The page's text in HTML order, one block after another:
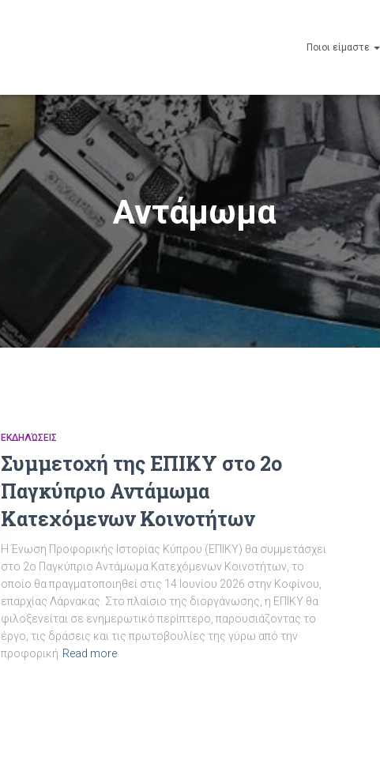
Ποιοι είμαστε
Αντάμωμα
ΕΚΔΗΛΏΣΕΙΣ
Συμμετοχή της ΕΠΙΚΥ στο 2ο
Παγκύπριο Αντάμωμα
Κατεχόμενων Κοινοτήτων
Η Ένωση Προφορικής Ιστορίας Κύπρου (ΕΠΙΚΥ) θα συμμετάσχει
στο 2ο Παγκύπριο Αντάμωμα Κατεχόμενων Κοινοτήτων, το
οποίο θα πραγματοποιηθεί στις 14 Ιουνίου 2026 στην Κοφίνου,
επαρχίας Λάρνακας. Στο πλαίσιο της διοργάνωσης, η ΕΠΙΚΥ θα
φιλοξενείται σε ενημερωτικό περίπτερο, παρουσιάζοντας το
έργο, τις δράσεις και τις πρωτοβουλίες της γύρω από την
προφορική Read more